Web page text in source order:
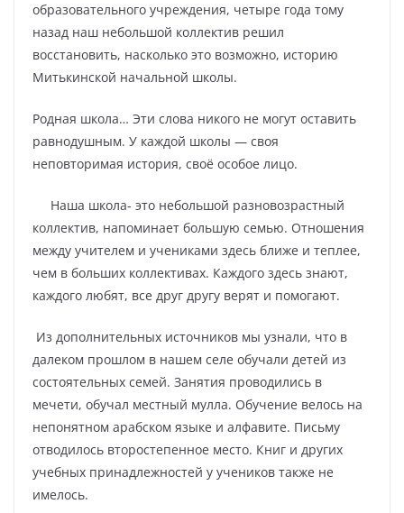
образовательного учреждения, четыре года тому
назад наш небольшой коллектив решил
восстановить, насколько это возможно, историю
Митькинской начальной школы.
Родная школа… Эти слова никого не могут оставить
равнодушным. У каждой школы — своя
неповторимая история, своё особое лицо.
Наша школа- это небольшой разновозрастный
коллектив, напоминает большую семью. Отношения
между учителем и учениками здесь ближе и теплее,
чем в больших коллективах. Каждого здесь знают,
каждого любят, все друг другу верят и помогают.
Из дополнительных источников мы узнали, что в
далеком прошлом в нашем селе обучали детей из
состоятельных семей. Занятия проводились в
мечети, обучал местный мулла. Обучение велось на
непонятном арабском языке и алфавите. Письму
отводилось второстепенное место. Книг и других
учебных принадлежностей у учеников также не
имелось.